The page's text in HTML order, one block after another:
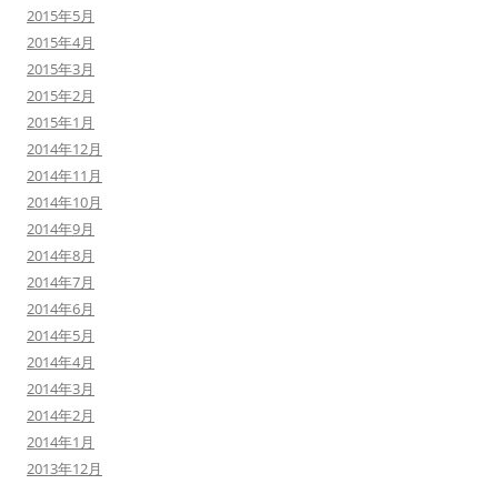
2015年5月
2015年4月
2015年3月
2015年2月
2015年1月
2014年12月
2014年11月
2014年10月
2014年9月
2014年8月
2014年7月
2014年6月
2014年5月
2014年4月
2014年3月
2014年2月
2014年1月
2013年12月